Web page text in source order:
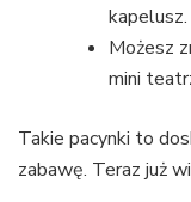
kapelusz.
Możesz
mini
Takie pacynki to
zabawę. Teraz już